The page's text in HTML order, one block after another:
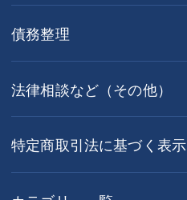
債務整理
法律相談など（その他）
特定商取引法に基づく表示